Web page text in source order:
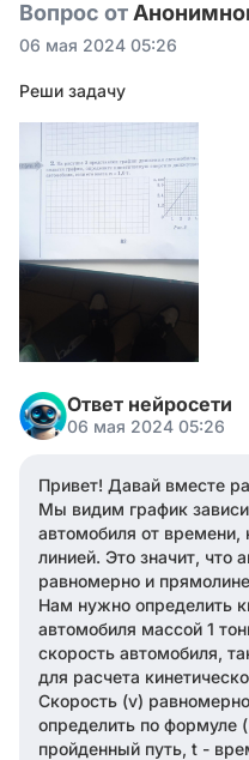
Вопрос от
06 мая 2024 05:26
Реши задачу
Ответ нейросети
06 мая 2024 05:26
Привет! Давай вместе
Мы видим график
автомобиля от времени,
линией. Это значит, что
равномерно и
Нам нужно определить
автомобиля массой 1
скорость автомобиля,
для расчета
Скорость (v)
определить по формуле
пройденный путь, t -